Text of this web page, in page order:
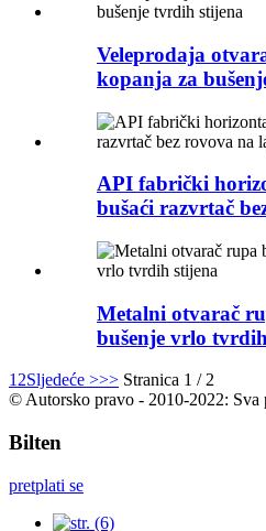
Veleprodaja
kopanja za
API fabrički
bušaći razvrtač
Metalni otvarač
bušenje vrlo
12Sljedeće >>> Stranica 1 / 2
© Autorsko pravo - 2010-2022: Sva
Bilten
pretplati se